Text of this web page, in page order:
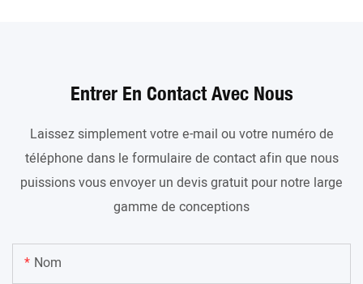
Entrer En Contact Avec Nous
Laissez simplement votre e-mail ou votre numéro de
téléphone dans le formulaire de contact afin que nous
puissions vous envoyer un devis gratuit pour notre large
gamme de conceptions
Nom